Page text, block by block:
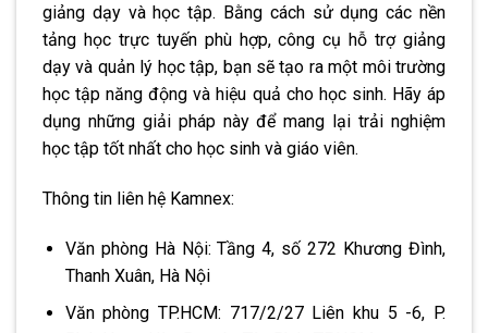
giảng dạy và học tập. Bằng cách sử dụng các nền
tảng học trực tuyến phù hợp, công cụ hỗ trợ giảng
dạy và quản lý học tập, bạn sẽ tạo ra một môi trường
học tập năng động và hiệu quả cho học sinh. Hãy áp
dụng những giải pháp này để mang lại trải nghiệm
học tập tốt nhất cho học sinh và giáo viên.
Thông tin liên hệ Kamnex:
Văn phòng Hà Nội: Tầng 4, số 272 Khương Đình,
Thanh Xuân, Hà Nội
Văn phòng TP.HCM: 717/2/27 Liên khu 5 -6, P.